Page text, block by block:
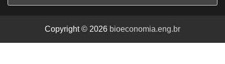
Copyright © 2026 bioeconomia.eng.br